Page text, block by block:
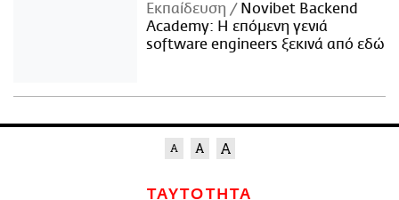
Εκπαίδευση
Novibet Backend
Academy: Η επόμενη γενιά
software engineers ξεκινά από εδώ
ΤΑΥΤΟΤΗΤΑ